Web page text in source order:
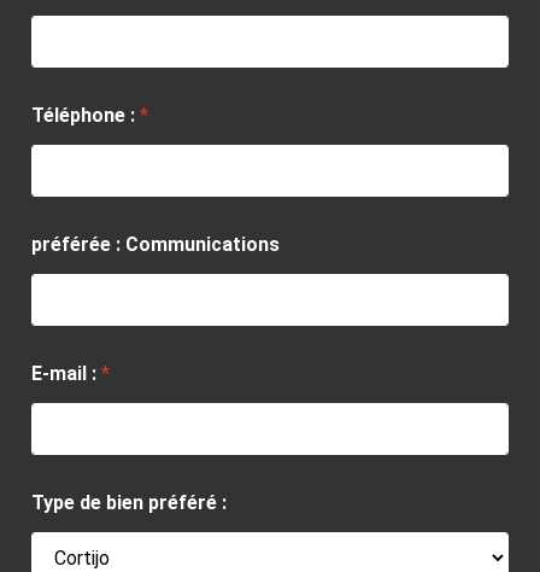
Téléphone : *
préférée : Communications
E-mail : *
Type de bien préféré :